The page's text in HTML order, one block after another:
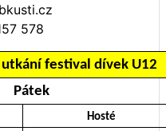
578
utkání festival dívek U12
Pátek
Hosté